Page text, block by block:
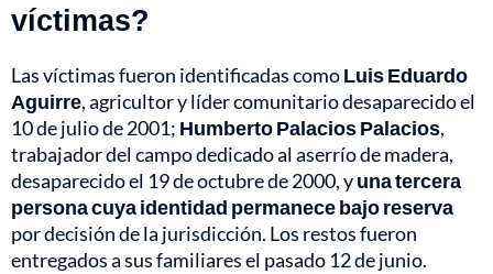
víctimas?
Las víctimas fueron identificadas comoLuis Eduardo
Aguirre, agricultor y líder comunitario desaparecido el
10 de julio de 2001; Humberto Palacios Palacios,
trabajador del campo dedicado al aserrío de madera,
desaparecido el 19 de octubre de 2000, yuna tercera
persona cuya identidad permanece bajo reserva
por decisión de la jurisdicción. Los restos fueron
entregados a sus familiares el pasado 12 de junio.